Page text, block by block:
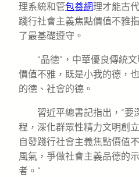
理系統和管包養網理才能古
踐行社會主義焦點價值不雅
了最基礎遵守。
“品德”，中華優良傳統
價值不雅，既是小我的德，
的德、社會的德。
習近平總書記指出，“要
程，深化群眾性精力文明創
自發踐行社會主義焦點價值
風氣，爭做社會主義品德的
者。”